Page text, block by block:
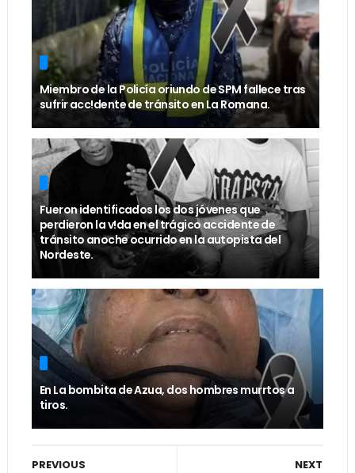
Miembro de la Policía oriundo de SPM fallece tras
sufrir acc!dente de tránsito en La Romana.
Fueron identificados los dos jóvenes que
perdieron la v!da en el trágico accidente de
tránsito anoche ocurrido en la autopista del
Nordeste.
En La bombita de Azua, dos hombres murrtos a
tiros.
NEXT
PREVIOUS